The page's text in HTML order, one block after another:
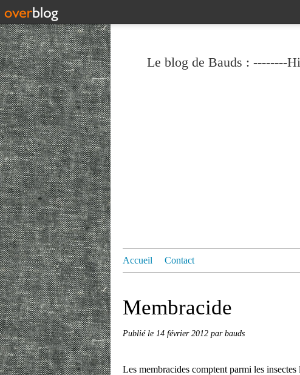
Le blog de Bauds : --------
Accueil Contact
Membracide
Publié le 14 février 2012 par bauds
Les membracides comptent parmi les